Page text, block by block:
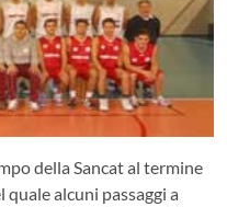
della Sancat al termine
alcuni passaggi a